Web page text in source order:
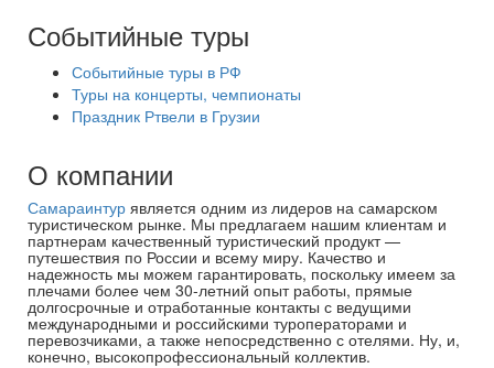
Событийные туры
Событийные туры в РФ
Туры на концерты, чемпионаты
Праздник Ртвели в Грузии
О компании
Самараинтур является одним из лидеров на самарском
туристическом рынке. Мы предлагаем нашим клиентам и
партнерам качественный туристический продукт —
путешествия по России и всему миру. Качество и
надежность мы можем гарантировать, поскольку имеем за
плечами более чем 30-летний опыт работы, прямые
долгосрочные и отработанные контакты с ведущими
международными и российскими туроператорами и
перевозчиками, а также непосредственно с отелями. Ну, и,
конечно, высокопрофессиональный коллектив.